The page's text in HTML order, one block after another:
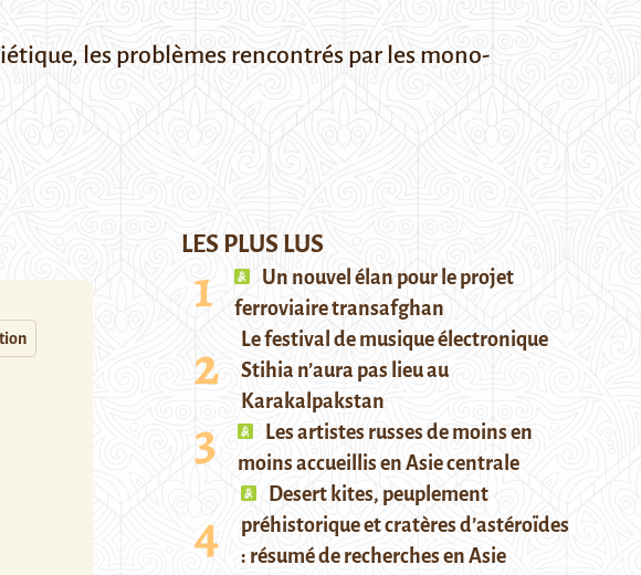
les problèmes rencontrés par les mono-
LES PLUS LUS
Un nouvel élan pour le projet
ferroviaire transafghan
Le festival de musique électronique
Stihia n’aura pas lieu au
Karakalpakstan
Les artistes russes de moins en
moins accueillis en Asie centrale
Desert kites, peuplement
préhistorique et cratères d’astéroïdes
: résumé de recherches en Asie